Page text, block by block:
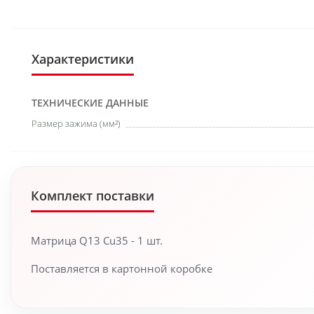
Характеристики
ТЕХНИЧЕСКИЕ ДАННЫЕ
Размер зажима (мм²)
Комплект поставки
Матрица Q13 Cu35 - 1 шт.
Поставляется в картонной коробке